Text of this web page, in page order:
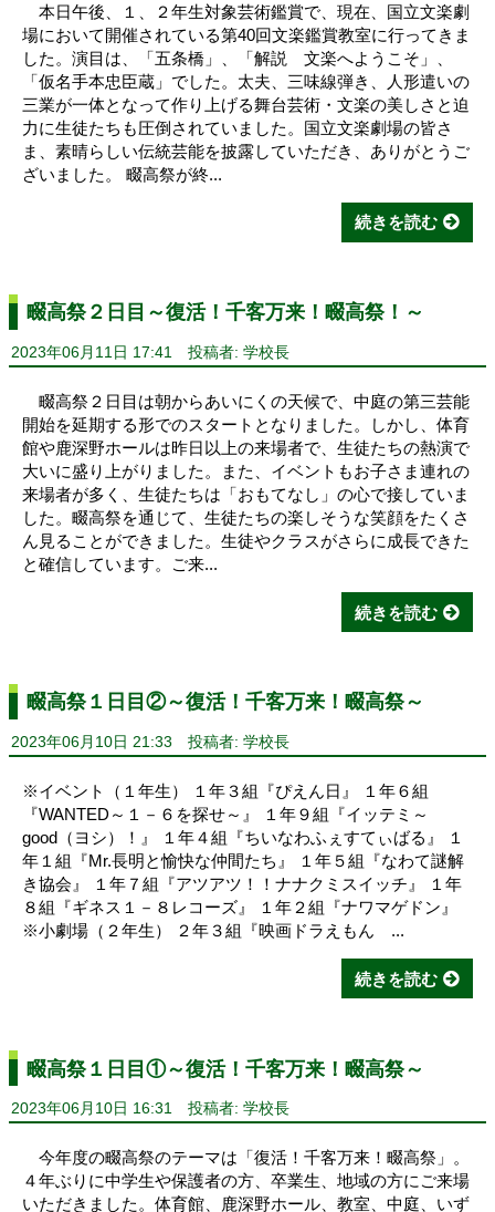
本日午後、１、２年生対象芸術鑑賞で、現在、国立文楽劇
場において開催されている第40回文楽鑑賞教室に行ってきま
した。演目は、「五条橋」、「解説 文楽へようこそ」、
「仮名手本忠臣蔵」でした。太夫、三味線弾き、人形遣いの
三業が一体となって作り上げる舞台芸術・文楽の美しさと迫
力に生徒たちも圧倒されていました。国立文楽劇場の皆さ
ま、素晴らしい伝統芸能を披露していただき、ありがとうご
ざいました。 畷高祭が終...
続きを読む
畷高祭２日目～復活！千客万来！畷高祭！～
2023年06月11日 17:41 投稿者: 学校長
畷高祭２日目は朝からあいにくの天候で、中庭の第三芸能
開始を延期する形でのスタートとなりました。しかし、体育
館や鹿深野ホールは昨日以上の来場者で、生徒たちの熱演で
大いに盛り上がりました。また、イベントもお子さま連れの
来場者が多く、生徒たちは「おもてなし」の心で接していま
した。畷高祭を通じて、生徒たちの楽しそうな笑顔をたくさ
ん見ることができました。生徒やクラスがさらに成長できた
と確信しています。ご来...
続きを読む
畷高祭１日目②～復活！千客万来！畷高祭～
2023年06月10日 21:33 投稿者: 学校長
※イベント（１年生） １年３組『ぴえん日』 １年６組
『WANTED～１－６を探せ～』 １年９組『イッテミ～
good（ヨシ）！』 １年４組『ちいなわふぇすてぃばる』 １
年１組『Mr.長明と愉快な仲間たち』 １年５組『なわて謎解
き協会』 １年７組『アツアツ！！ナナクミスイッチ』 １年
８組『ギネス１－８レコーズ』 １年２組『ナワマゲドン』
※小劇場（２年生） ２年３組『映画ドラえもん ...
続きを読む
畷高祭１日目①～復活！千客万来！畷高祭～
2023年06月10日 16:31 投稿者: 学校長
今年度の畷高祭のテーマは「復活！千客万来！畷高祭」。
４年ぶりに中学生や保護者の方、卒業生、地域の方にご来場
いただきました。体育館、鹿深野ホール、教室、中庭、いず